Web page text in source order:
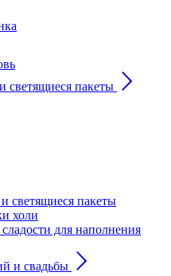
светящиеся пакеты
светящиеся пакеты
холи
для наполнения
и свадьбы